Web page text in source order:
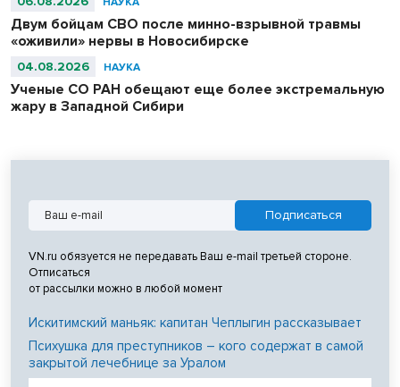
Двум бойцам СВО после минно-взрывной травмы
«оживили» нервы в Новосибирске
04.08.2026 НАУКА
Ученые СО РАН обещают еще более экстремальную
жару в Западной Сибири
VN.ru обязуется не передавать Ваш e-mail третьей стороне.
Отписаться
от рассылки можно в любой момент
Искитимский маньяк: капитан Чеплыгин рассказывает
Психушка для преступников – кого содержат в самой
закрытой лечебнице за Уралом